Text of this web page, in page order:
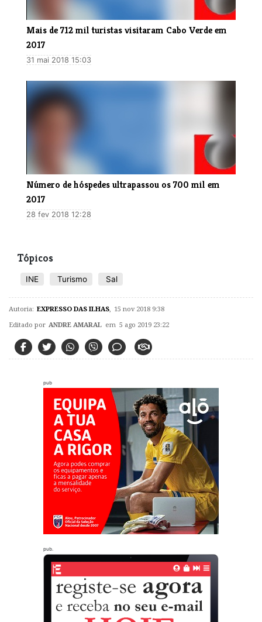
​Mais de 712 mil turistas visitaram Cabo Verde em
2017
31 mai 2018 15:03
Número de hóspedes ultrapassou os 700 mil em
2017
28 fev 2018 12:28
Tópicos
INE Turismo Sal
Autoria: EXPRESSO DAS ILHAS 15 nov 2018 9:38
Editado por ANDRE AMARAL em 5 ago 2019 23:22
pub
pub.